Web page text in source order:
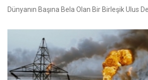
Dünyanın Başına Bela Olan Bir Birleşik Ulus